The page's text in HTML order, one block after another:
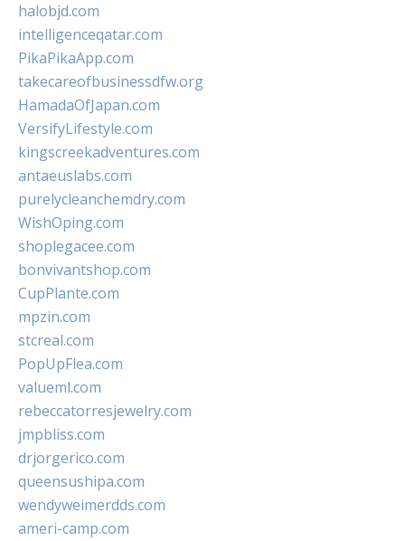
halobjd.com
intelligenceqatar.com
PikaPikaApp.com
takecareofbusinessdfw.org
HamadaOfJapan.com
VersifyLifestyle.com
kingscreekadventures.com
antaeuslabs.com
purelycleanchemdry.com
WishOping.com
shoplegacee.com
bonvivantshop.com
CupPlante.com
mpzin.com
stcreal.com
PopUpFlea.com
valueml.com
rebeccatorresjewelry.com
jmpbliss.com
drjorgerico.com
queensushipa.com
wendyweimerdds.com
ameri-camp.com